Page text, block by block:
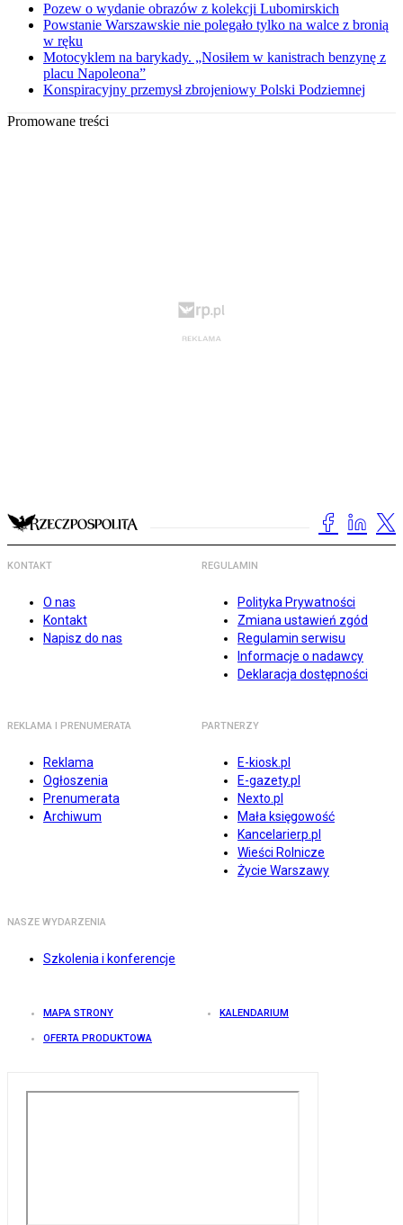
Pozew o wydanie obrazów z kolekcji Lubomirskich
Powstanie Warszawskie nie polegało tylko na walce z bronią
w ręku
Motocyklem na barykady. „Nosiłem w kanistrach benzynę z
placu Napoleona”
Konspiracyjny przemysł zbrojeniowy Polski Podziemnej
Promowane treści
KONTAKT
O nas
Kontakt
Napisz do nas
REGULAMIN
Polityka Prywatności
Zmiana ustawień zgód
Regulamin serwisu
Informacje o nadawcy
Deklaracja dostępności
REKLAMA I PRENUMERATA
Reklama
Ogłoszenia
Prenumerata
Archiwum
PARTNERZY
E-kiosk.pl
E-gazety.pl
Nexto.pl
Mała księgowość
Kancelarierp.pl
Wieści Rolnicze
Życie Warszawy
NASZE WYDARZENIA
Szkolenia i konferencje
MAPA STRONY KALENDARIUM
OFERTA PRODUKTOWA